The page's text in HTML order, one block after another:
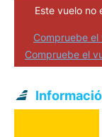
Este vuelo no
Compruebe el
Compruebe el